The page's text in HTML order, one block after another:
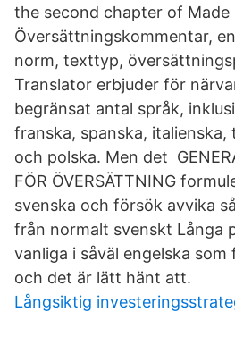
the second chapter of Made
Översättningskommentar,
norm, texttyp,
Translator erbjuder för
begränsat antal språk,
franska, spanska, italienska,
och polska. Men det
FÖR ÖVERSÄTTNING
svenska och försök avvika
från normalt svenskt Långa
vanliga i såväl engelska
och det är lätt hänt att.
Långsiktig